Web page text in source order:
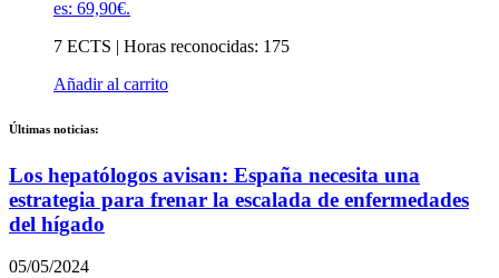
es: 69,90€.
7 ECTS | Horas reconocidas: 175
Añadir al carrito
Últimas noticias:
Los hepatólogos avisan: España necesita una
estrategia para frenar la escalada de enfermedades
del hígado
05/05/2024